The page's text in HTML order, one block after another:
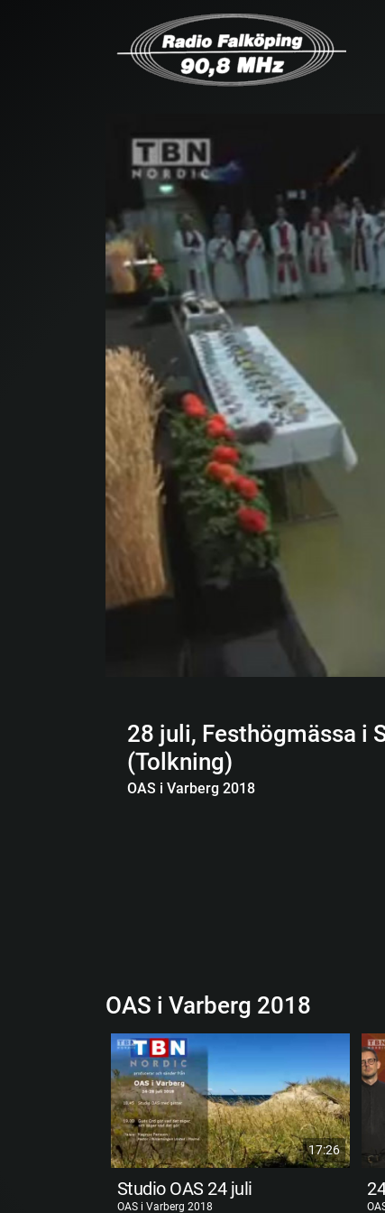
28 juli, Festhögmässa i
(Tolkning)
OAS i Varberg 2018
OAS i Varberg 2018
17:26
Studio OAS 24 juli
OAS i Varberg 2018